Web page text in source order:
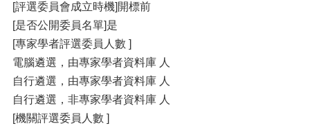
[評選委員會成立時機]開標前
[是否公開委員名單]是
[專家學者評選委員人數 ]
電腦遴選，由專家學者資料庫 人
自行遴選，由專家學者資料庫 人
自行遴選，非專家學者資料庫 人
[機關評選委員人數 ]